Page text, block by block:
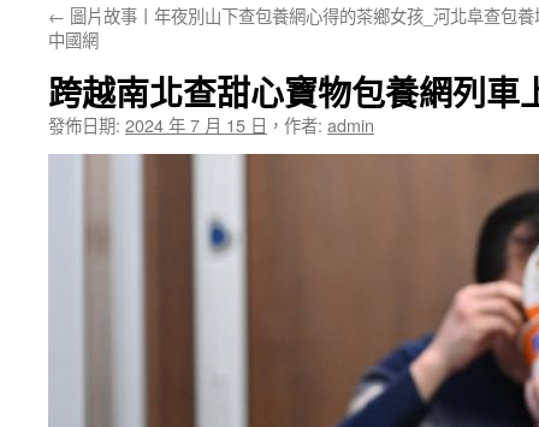
← 圖片故事丨年夜別山下查包養網心得的茶鄉女孩_
中國網
河北阜查包
跨越南北查甜心寶物包養網列車
發佈日期: 2024 年 7 月 15 日 ， 作者: admin